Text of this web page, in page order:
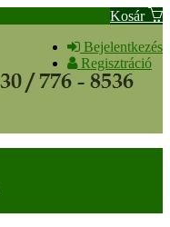
Kosár
Bejelentkezés
Regisztráció